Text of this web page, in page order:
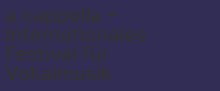
a cappella –
Internationales
Festival für
Vokalmusik